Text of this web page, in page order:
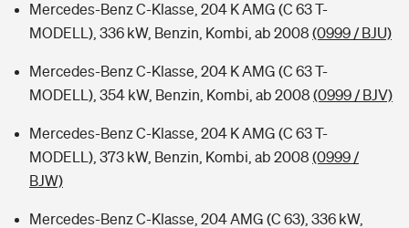
Mercedes-Benz C-Klasse, 204 K AMG (C 63 T-
MODELL), 336 kW, Benzin, Kombi, ab 2008 (0999 / BJU)
Mercedes-Benz C-Klasse, 204 K AMG (C 63 T-
MODELL), 354 kW, Benzin, Kombi, ab 2008 (0999 / BJV)
Mercedes-Benz C-Klasse, 204 K AMG (C 63 T-
MODELL), 373 kW, Benzin, Kombi, ab 2008 (0999 /
BJW)
Mercedes-Benz C-Klasse, 204 AMG (C 63), 336 kW,